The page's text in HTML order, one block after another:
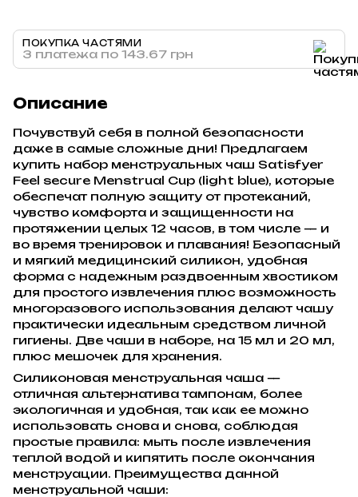
ПОКУПКА ЧАСТЯМИ
3 платежа по 143.67 грн
Описание
Почувствуй себя в полной безопасности
даже в самые сложные дни! Предлагаем
купить набор менструальных чаш Satisfyer
Feel secure Menstrual Cup (light blue), которые
обеспечат полную защиту от протеканий,
чувство комфорта и защищенности на
протяжении целых 12 часов, в том числе — и
во время тренировок и плавания! Безопасный
и мягкий медицинский силикон, удобная
форма с надежным раздвоенным хвостиком
для простого извлечения плюс возможность
многоразового использования делают чашу
практически идеальным средством личной
гигиены. Две чаши в наборе, на 15 мл и 20 мл,
плюс мешочек для хранения.
Силиконовая менструальная чаша —
отличная альтернатива тампонам, более
экологичная и удобная, так как ее можно
использовать снова и снова, соблюдая
простые правила: мыть после извлечения
теплой водой и кипятить после окончания
менструации. Преимущества данной
менструальной чаши: